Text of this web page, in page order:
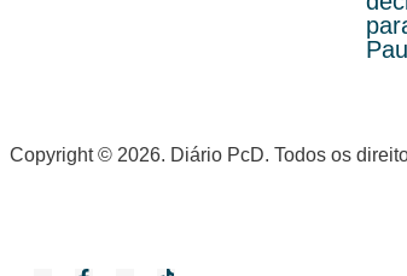
Copyright © 2026. Diário PcD. Todos os